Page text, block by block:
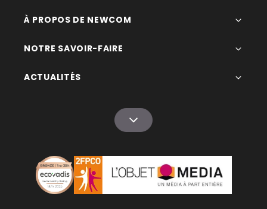
À PROPOS DE NEWCOM
NOTRE SAVOIR-FAIRE
ACTUALITÉS